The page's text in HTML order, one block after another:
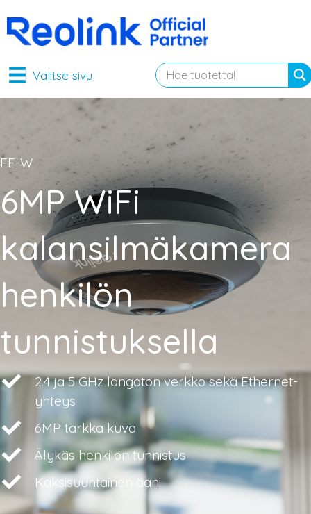
Valitse sivu
FE-W
6MP WiFi
kalansilmäkamera
henkilön
tunnistuksella
2.4 ja 5 GHz langaton verkko sekä Ethernet-
yhteys
6MP tarkka kuva
Älykäs henkilön tunnistus
Kaksisuuntainen ääni